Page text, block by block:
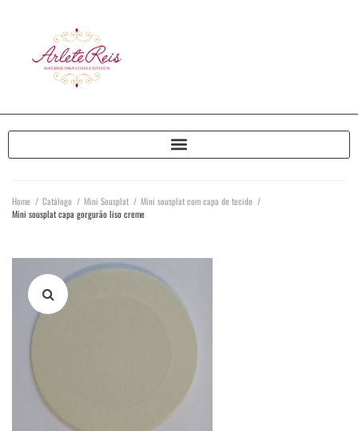
Home / Catálogo / Mini Sousplat / Mini sousplat com capa de tecido /
Mini sousplat capa gorgurão liso creme